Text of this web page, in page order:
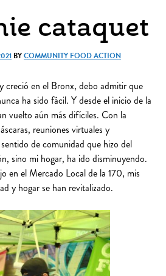
cataquet
BYCOMMUNITY FOOD ACTION
creció en el Bronx, debo admitir que
ha sido fácil. Y desde el inicio de la
vuelto aún más difíciles. Con la
reuniones virtuales y
de comunidad que hizo del
sino mi hogar, ha ido disminuyendo.
en el Mercado Local de la 170, mis
y hogar se han revitalizado.